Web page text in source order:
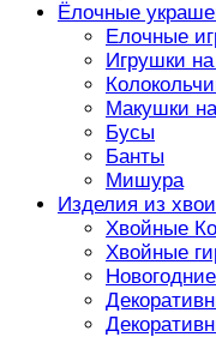
Ёлочные
Елочные
Игрушки
Макушки
Бусы
Банты
Мишура
Изделия из хвои
Хвойные
Хвойные